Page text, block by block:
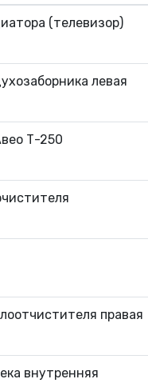
(телевизор)
левая
Т-250
правая
внутренняя